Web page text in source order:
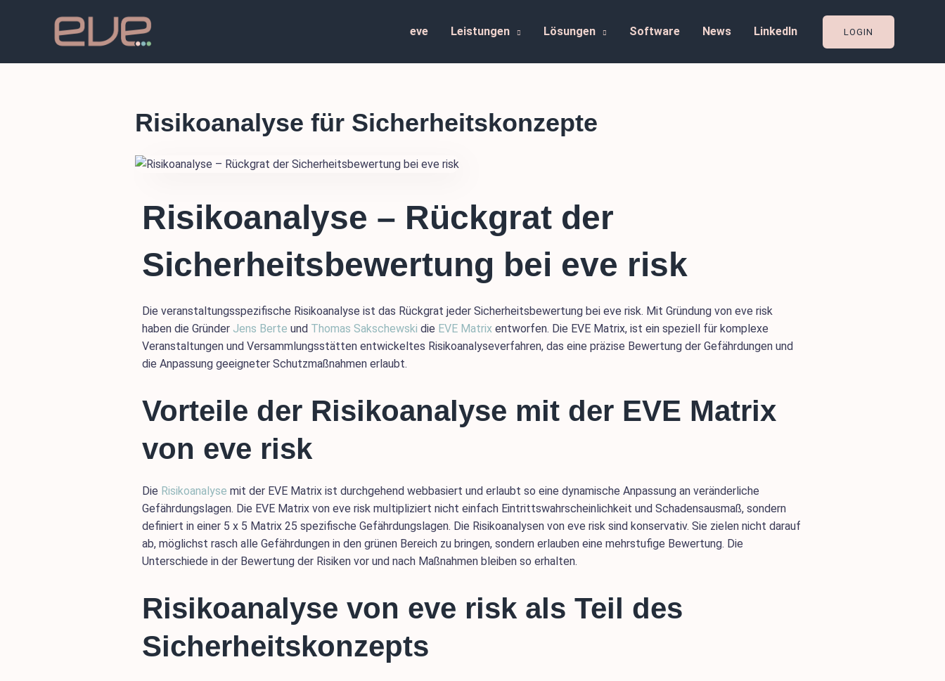
eve Leistungen Lösungen Software News LinkedIn LOGIN
Risikoanalyse für Sicherheitskonzepte
Risikoanalyse – Rückgrat der
Sicherheitsbewertung bei eve risk
Die veranstaltungsspezifische Risikoanalyse ist das Rückgrat jeder Sicherheitsbewertung bei eve risk. Mit Gründung von eve risk
haben die Gründer Jens Berte und Thomas Sakschewski die EVE Matrix entworfen. Die EVE Matrix, ist ein speziell für komplexe
Veranstaltungen und Versammlungsstätten entwickeltes Risikoanalyseverfahren, das eine präzise Bewertung der Gefährdungen und
die Anpassung geeigneter Schutzmaßnahmen erlaubt.
Vorteile der Risikoanalyse mit der EVE Matrix
von eve risk
Die Risikoanalyse mit der EVE Matrix ist durchgehend webbasiert und erlaubt so eine dynamische Anpassung an veränderliche
Gefährdungslagen. Die EVE Matrix von eve risk multipliziert nicht einfach Eintrittswahrscheinlichkeit und Schadensausmaß, sondern
definiert in einer 5 x 5 Matrix 25 spezifische Gefährdungslagen. Die Risikoanalysen von eve risk sind konservativ. Sie zielen nicht darauf
ab, möglichst rasch alle Gefährdungen in den grünen Bereich zu bringen, sondern erlauben eine mehrstufige Bewertung. Die
Unterschiede in der Bewertung der Risiken vor und nach Maßnahmen bleiben so erhalten.
Risikoanalyse von eve risk als Teil des
Sicherheitskonzepts